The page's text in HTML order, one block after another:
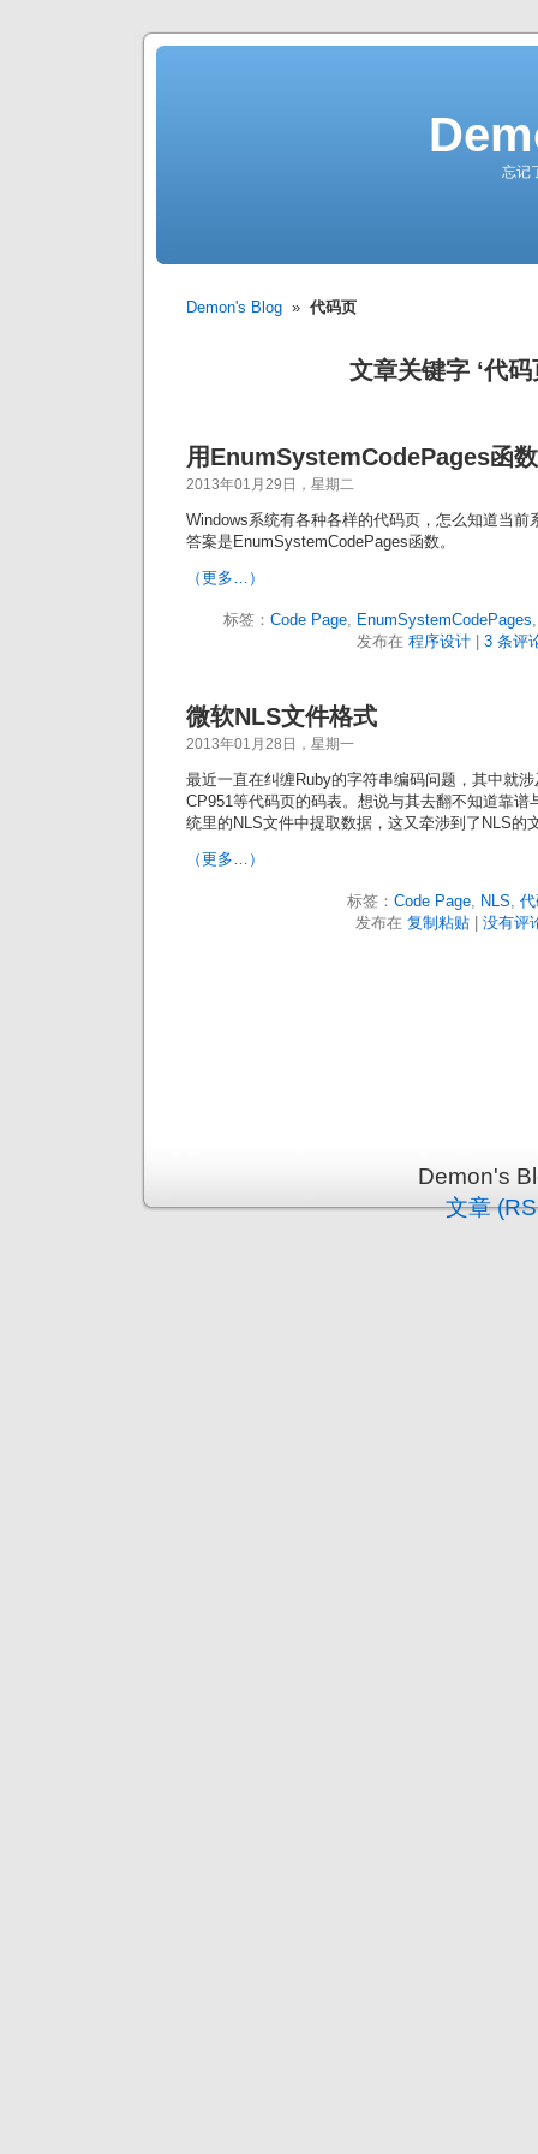
忘记
Demon's Blog » 代码页
文章关键字 ‘代码
用EnumSystemCodePages函
2013年01月29日，星期二
Windows系统有各种各样的代码页，怎么知道当前
答案是EnumSystemCodePages函数。
（更多…）
标签： Code Page, EnumSystemCodePages
发布在 程序设计| 3 条评
微软NLS文件格式
2013年01月28日，星期一
最近一直在纠缠Ruby的字符串编码问题，其中就
CP951等代码页的码表。想说与其去翻不知道靠谱
统里的NLS文件中提取数据，这又牵涉到了NLS的
（更多…）
标签： Code Page, NLS,
发布在 复制粘贴| 没有评
Demon's
文章